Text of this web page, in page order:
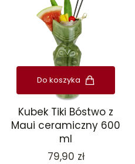
Do koszyka
Kubek Tiki Bóstwo z
Maui ceramiczny 600
ml
Cena
79,90 zł